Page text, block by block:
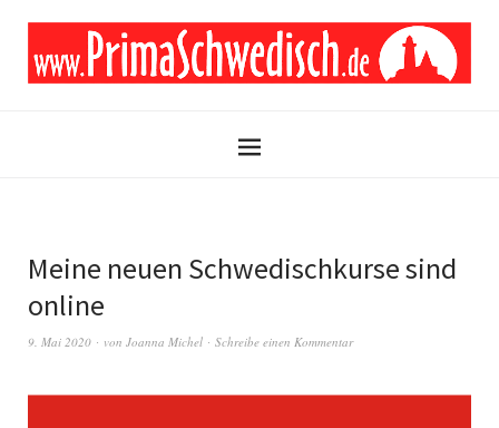
Meine neuen Schwedischkurse sind
online
9. Mai 2020 von Joanna Michel Schreibe einen Kommentar